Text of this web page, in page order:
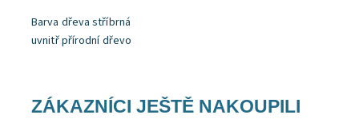
Barva dřeva stříbrná
uvnitř přírodní dřevo
ZÁKAZNÍCI JEŠTĚ NAKOUPILI